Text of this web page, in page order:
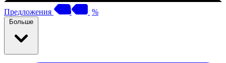
Предложения %
Больше